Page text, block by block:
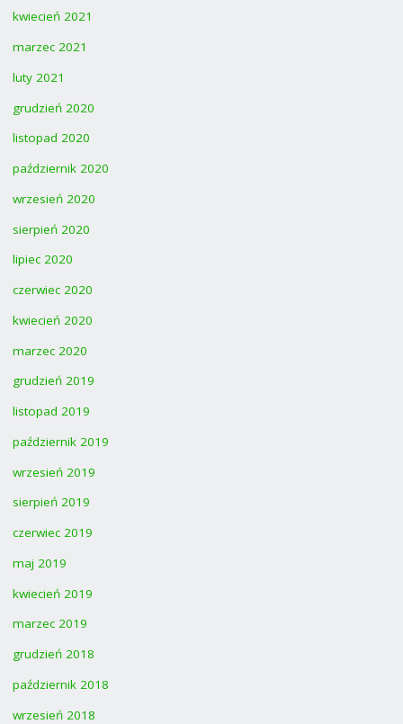
kwiecień 2021
marzec 2021
luty 2021
grudzień 2020
listopad 2020
październik 2020
wrzesień 2020
sierpień 2020
lipiec 2020
czerwiec 2020
kwiecień 2020
marzec 2020
grudzień 2019
listopad 2019
październik 2019
wrzesień 2019
sierpień 2019
czerwiec 2019
maj 2019
kwiecień 2019
marzec 2019
grudzień 2018
październik 2018
wrzesień 2018